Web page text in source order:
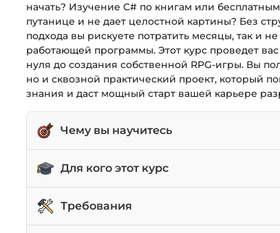
начать? Изучение C# по книгам или
путанице и не дает целостной картины? Без
подхода вы рискуете потратить месяцы, так и
работающей программы. Этот курс проведет вас
нуля до создания собственной RPG-игры. Вы
но и сквозной практический проект, который
знания и даст мощный старт вашей карьере
Чему вы научитесь
Уверенно писать код на языке C# с
Понимать и использовать базовые
функции.
Создавать простые десктопные
Для кого этот курс
Абсолютные новички, желающие стать
Начинающие Unity-разработчики,
Требования